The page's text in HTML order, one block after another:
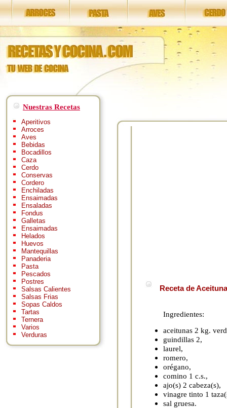
Nuestras Recetas
Aperitivos
Arroces
Aves
Bebidas
Bocadillos
Caza
Cerdo
Conservas
Cordero
Enchiladas
Ensaimadas
Ensaladas
Fondus
Galletas
Ensaimadas
Helados
Huevos
Mantequillas
Panaderia
Pasta
Pescados
Postres
Salsas Calientes
Salsas Frias
Sopas Caldos
Tartas
Ternera
Varios
Verduras
Receta de
Ingredientes:
aceitunas 2 kg.
guindillas 2,
laurel,
romero,
orégano,
comino 1 c.s.,
ajo(s) 2 cabeza(s),
vinagre tinto 1
sal gruesa.